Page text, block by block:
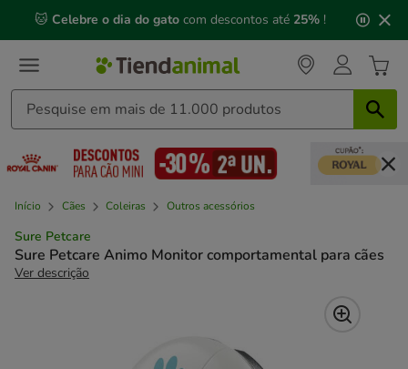
mensagem,
🐱 Celebre o dia do gato com descontos até 25% !
Início Cães Coleiras Outros acessórios
Sure Petcare
Sure Petcare Animo Monitor comportamental para cães
Ver descrição